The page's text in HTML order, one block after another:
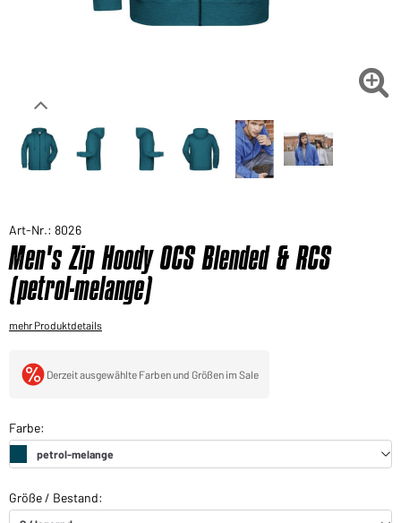
Sie möchten gerne für Ihren privaten Bedarf

Art-Nr.: 8026
Men's Zip Hoody OCS Blended & RCS
(petrol-melange)
mehr Produktdetails
Derzeit ausgewählte Farben und Größen im Sale